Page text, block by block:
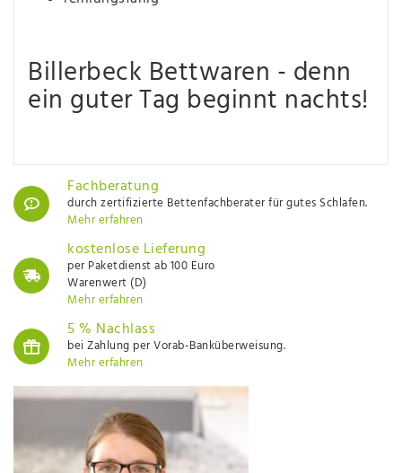
Billerbeck Bettwaren - denn
ein guter Tag beginnt nachts!
Fachberatung
durch zertifizierte Bettenfachberater für gutes Schlafen.
Mehr erfahren
kostenlose Lieferung
per Paketdienst ab 100 Euro
Warenwert (D)
Mehr erfahren
5 % Nachlass
bei Zahlung per Vorab-Banküberweisung.
Mehr erfahren